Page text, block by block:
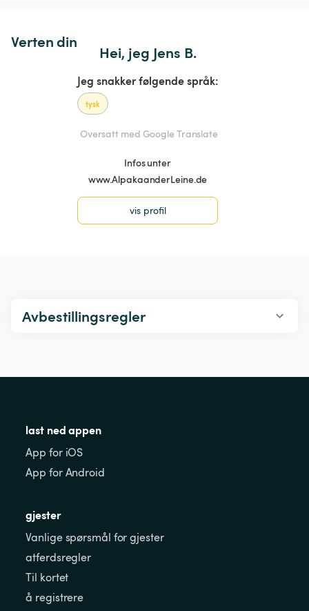
Verten din
Hei, jeg Jens B.
Jeg snakker følgende språk:
tysk
Oversatt med Google Translate
Infos unter
www.AlpakaanderLeine.de
vis profil
Avbestillingsregler
last ned appen
App for iOS
App for Android
gjester
Vanlige spørsmål for gjester
atferdsregler
Til kortet
å registrere